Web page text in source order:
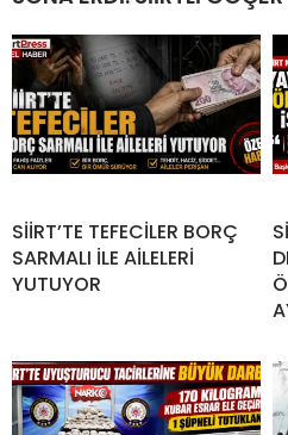
SİİRT’TE TEFECİLER BORÇ
SARMALI İLE AİLELERİ
YUTUYOR